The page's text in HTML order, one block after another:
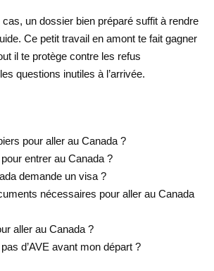
un dossier bien préparé suffit à rendre
Ce petit travail en amont te fait gagner
il te protège contre les refus
questions inutiles à l’arrivée.
pour aller au Canada ?
entrer au Canada ?
demande un visa ?
nécessaires pour aller au Canada
aller au Canada ?
d’AVE avant mon départ ?